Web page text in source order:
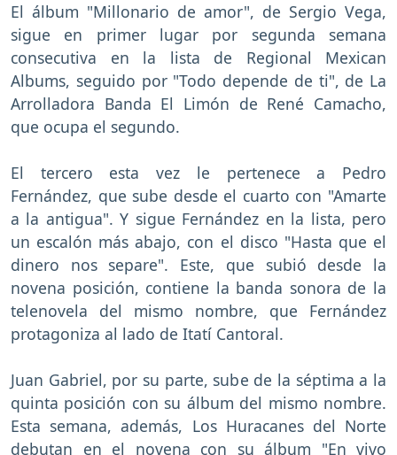
El álbum "Millonario de amor", de Sergio Vega,
sigue en primer lugar por segunda semana
consecutiva en la lista de Regional Mexican
Albums, seguido por "Todo depende de ti", de La
Arrolladora Banda El Limón de René Camacho,
que ocupa el segundo.
El tercero esta vez le pertenece a Pedro
Fernández, que sube desde el cuarto con "Amarte
a la antigua". Y sigue Fernández en la lista, pero
un escalón más abajo, con el disco "Hasta que el
dinero nos separe". Este, que subió desde la
novena posición, contiene la banda sonora de la
telenovela del mismo nombre, que Fernández
protagoniza al lado de Itatí Cantoral.
Juan Gabriel, por su parte, sube de la séptima a la
quinta posición con su álbum del mismo nombre.
Esta semana, además, Los Huracanes del Norte
debutan en el novena con su álbum "En vivo